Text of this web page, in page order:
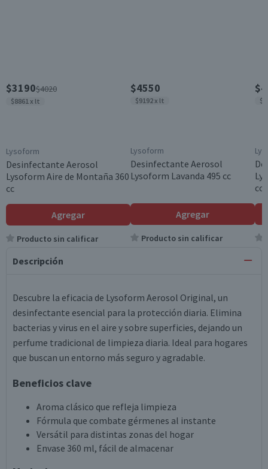
$3190$4020
$8861 x lt
Lysoform
Desinfectante Aerosol
Lysoform Aire de Montaña 360
cc
Agregar
Producto sin calificar
$4550
$9192 x lt
Lysoform
Desinfectante Aerosol
Lysoform Lavanda 495 cc
Agregar
Producto sin calificar
cc
Descripción
Descubre la eficacia de Lysoform Aerosol Original, un
desinfectante esencial para la protección diaria. Elimina
bacterias y virus en el aire y sobre superficies, dejando un
perfume tradicional de limpieza diaria. Ideal para hogares
que buscan un entorno más seguro y agradable.
Beneficios clave
Aroma clásico que refleja limpieza
Fórmula que combate gérmenes al instante
Versátil para distintas zonas del hogar
Envase 360 ml, fácil de almacenar